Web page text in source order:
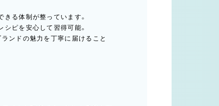
る体制が整っています。
ピを安心して習得可能。
ンドの魅力を丁寧に届けること